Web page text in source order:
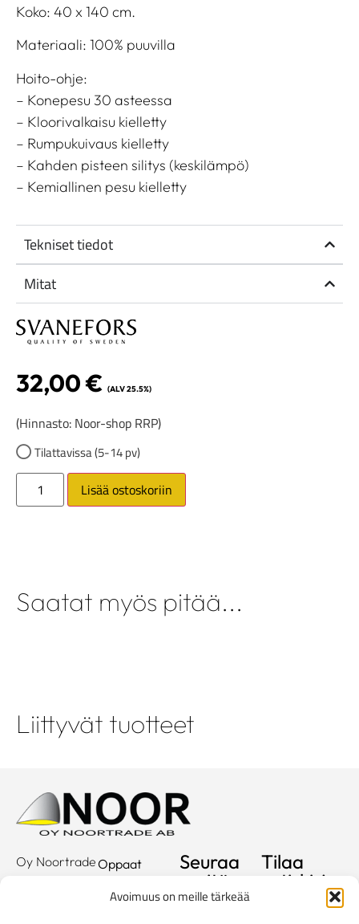
Avoimuus on meille tärkeää
Koko: 40 x 140 cm.
Materiaali: 100% puuvilla
Hoito-ohje:
– Konepesu 30 asteessa
– Kloorivalkaisu kielletty
– Rumpukuivaus kielletty
– Kahden pisteen silitys (keskilämpö)
– Kemiallinen pesu kielletty
Tekniset tiedot
Mitat
32,00€ (ALV 25.5%)
(Hinnasto: Noor-shop RRP)
Tilattavissa (5-14 pv)
Lisää ostoskoriin
Saatat myös pitää...
Liittyvät tuotteet
Oy Noortrade
Hallimestarinkatu
Oppaat
Kuvastot
Seuraa
meitä
Tilaa
uutiskirje